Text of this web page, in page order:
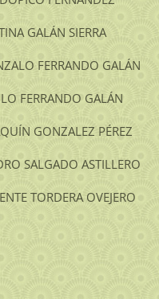
GALÁN SIERRA
FERRANDO GALÁN
GALÁN
GONZALEZ PÉREZ
ASTILLERO
OVEJERO